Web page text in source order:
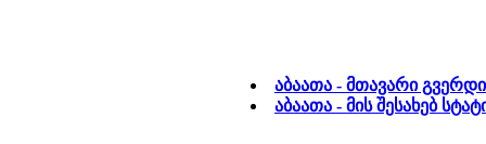
აბაათა - მთავარი გვერდი
აბაათა - მის შესახებ